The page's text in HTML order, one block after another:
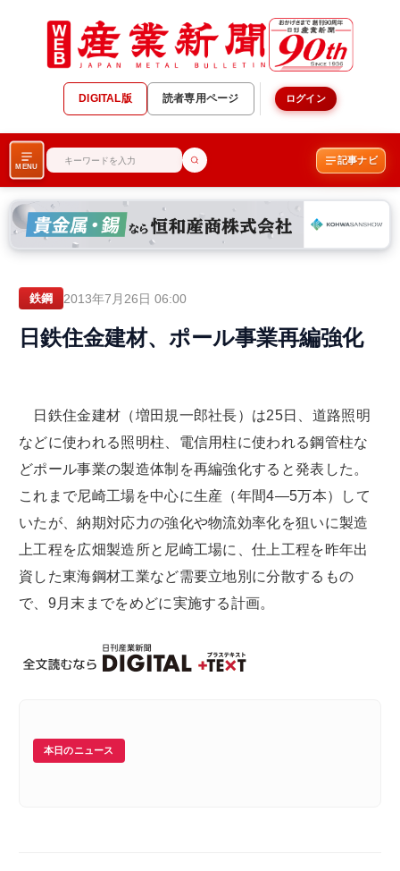
DIGITAL版 読者専用ページ ログイン
MENU
記事ナビ
鉄鋼 2013年7月26日 06:00
日鉄住金建材、ポール事業再編強化
日鉄住金建材（増田規一郎社長）は25日、道路照明
などに使われる照明柱、電信用柱に使われる鋼管柱な
どポール事業の製造体制を再編強化すると発表した。
これまで尼崎工場を中心に生産（年間4―5万本）して
いたが、納期対応力の強化や物流効率化を狙いに製造
上工程を広畑製造所と尼崎工場に、仕上工程を昨年出
資した東海鋼材工業など需要立地別に分散するもの
で、9月末までをめどに実施する計画。
本日のニュース